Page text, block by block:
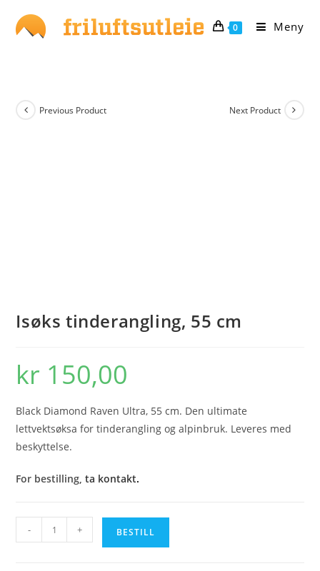
0 Meny
Previous Product Next Product
Isøks tinderangling, 55 cm
kr 150,00
Black Diamond Raven Ultra, 55 cm. Den ultimate
lettvektsøksa for tinderangling og alpinbruk. Leveres med
beskyttelse.
For bestilling,ta kontakt.
tinderangling,
- + BESTILL